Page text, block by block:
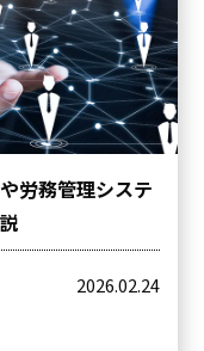
労務管理システ
2026.02.24